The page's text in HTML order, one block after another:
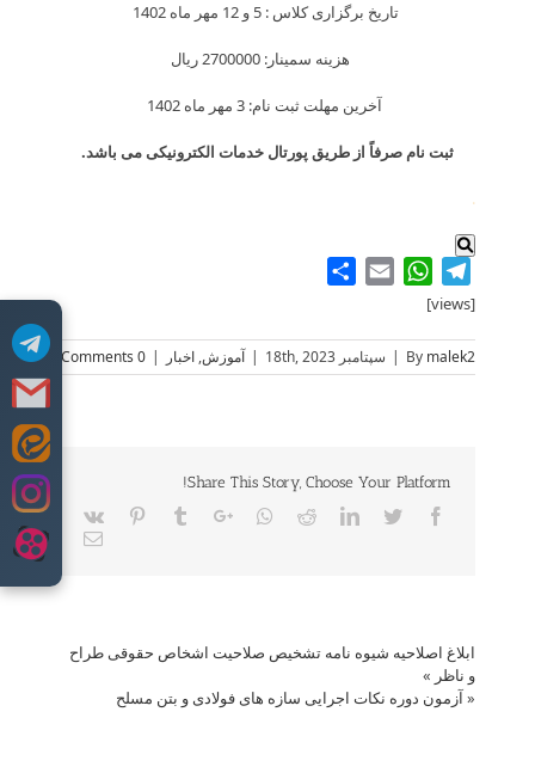
to
تاریخ برگزاری کلاس : 5 و 12 مهر ماه 1402
هزینه سمینار: 2700000 ریال
آخرین مهلت ثبت نام: 3 مهر ماه 1402
ثبت نام صرفاً از طریق پورتال خدمات الکترونیکی می باشد.
.
Telegram
WhatsApp
Email
[views]
By malek2
| سپتامبر 18th, 2023 | آموزش, اخبار |
0 Comments
Share This Story, Choose Your Platform!
Facebook
Twitter
LinkedIn
Reddit
Whatsapp
Google+
Tumblr
Pinterest
Vk
Email
ابلاغ اصلاحیه شیوه نامه تشخیص صلاحیت اشخاص حقوقی طراح
و ناظر »
«آزمون دوره نکات اجرایی سازه های فولادی و بتن مسلح